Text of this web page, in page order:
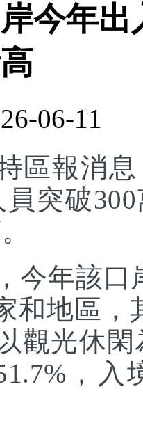
今年出
06-11
區報消
突破
年該口
和地區，
觀光休
，